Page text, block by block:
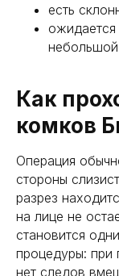
есть
Как
комков
Операция
стороны
разрез
на лице не
становится
процедуры: при
нет следов